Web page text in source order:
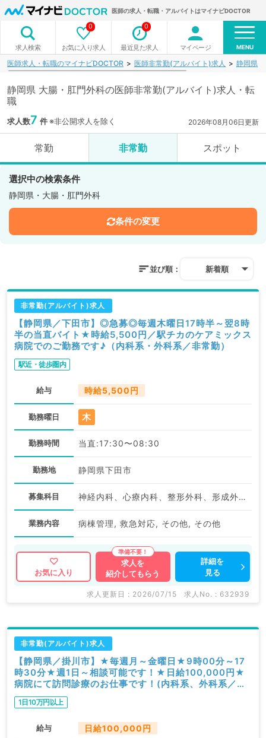
医師の求人・転職・アルバイトはマイナビDOCTOR
求人検索 お気に入り求人
0
最近見た求人
0
マイページ MENU
医師求人・転職のマイナビDOCTOR 医師非常勤(アルバイト)求人 静岡県
静岡県 大腸・肛門外科の医師非常勤(アルバイト)求人・転
職
求人数7 件※非公開求人を除く 2026年08月06日更新
常勤 非常勤 スポット
選択中の検索条件
静岡県・大腸・肛門外科
条件の変更
並び順： 新着順
非常勤(アルバイト)求人
【静岡県／下田市】◎急募◎毎週木曜日17時半～翌8時
半の当直バイト★時給5,500円／駅チカのケアミックス
病院でのご勤務です♪（内科系・外科系／非常勤）
駅近・徒歩圏内
給与 時給5,500円
勤務曜日 木
勤務時間 当直:17:30〜08:30
勤務地 静岡県下田市
募集科目 神経内科、心療内科、整形外科、形成外科、美容外科、脳神経外科、呼吸器外科、心臓血管外科、小児外科、一般内科、循環器内科、呼吸器内科、消化器内科、内分泌・代謝内科、腎臓内科、老年内科、外科系全般、一般外科、消化器外科、乳腺外科、スポーツ整形外科、大腸・肛門外科、脊髄・脊椎外科
業務内容 病棟管理, 救急対応, その他, その他
お気に入り
求人を
紹介してもらう
詳細を
見る
求人更新日 : 2026/07/15 求人No. : 632939
非常勤(アルバイト)求人
【静岡県／掛川市】★毎週月～金曜日★9時00分～17
時30分★週1日～相談可能です！★日給100,000円★
病院にて訪問診療のお仕事です！(内科系、外科系／非
常勤)
1日10万円以上
給与 日給100,000円